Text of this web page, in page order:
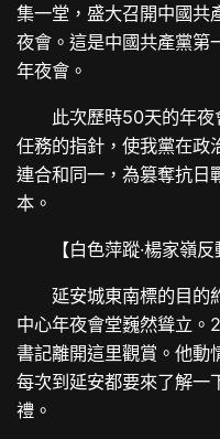
集一堂，盛大召開中國共
夜會。這是中國共產黨第
年夜會。
此次歷時50天的年夜
任務的指針，使我黨在政
連合和同一，為篡奪抗日
本。
【白色萍蹤·楊家嶺反
延安城東南標的目的
中心年夜會堂巍然聳立
書記離開這里觀賞。他動
每次到延安都要來了解一
禮。